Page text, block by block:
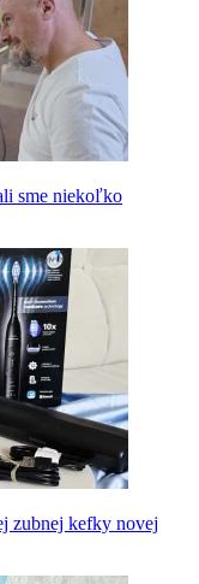
sme niekoľko
zubnej kefky novej